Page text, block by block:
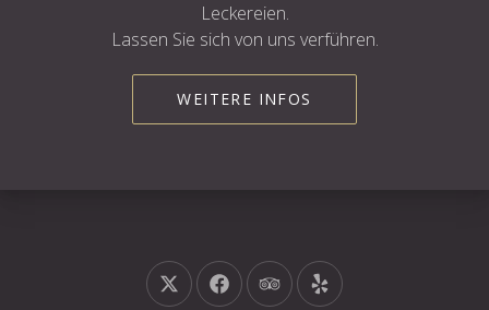
Leckereien.
Lassen Sie sich von uns verführen.
WEITERE INFOS
Neues Fenster
Neues Fenster
Neues FensterNeues Fenster